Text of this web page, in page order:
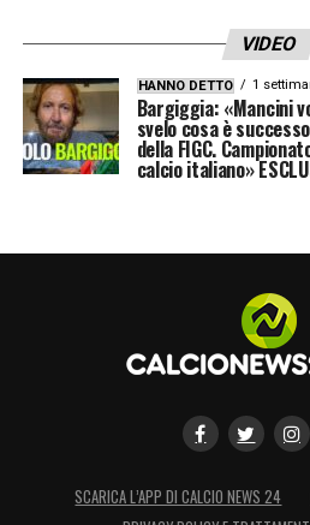
72Ajayi
94Toniolo
LA PLAYLIST DELLE
VIDEO
HANNO DETTO 1
Bargiggia: «Mancini
svelo cosa è
della FIGC.
calcio italiano»
SCARICA L’APP DI CALCIO NEWS 24